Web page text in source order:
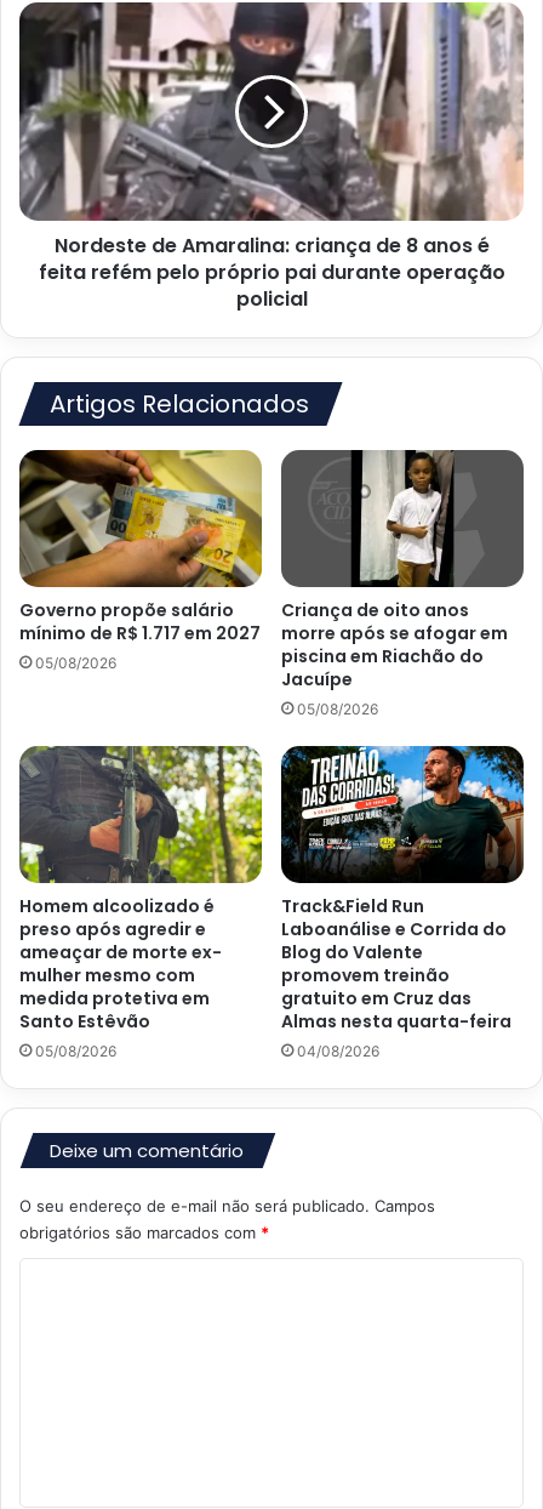
Nordeste
Amaralina:
criança
de
8
anos
é
feita
refém
pelo
policial
Nordeste de Amaralina: criança de 8 anos é
feita refém pelo próprio pai durante operação
policial
Artigos Relacionados
Governo propõe salário
mínimo de R$ 1.717 em 2027
05/08/2026
Criança de oito anos
morre após se afogar em
piscina em Riachão do
Jacuípe
05/08/2026
Homem alcoolizado é
preso após agredir e
ameaçar de morte ex-
mulher mesmo com
medida protetiva em
Santo Estêvão
05/08/2026
Track&Field Run
Laboanálise e Corrida do
Blog do Valente
promovem treinão
gratuito em Cruz das
Almas nesta quarta-feira
04/08/2026
Deixe um comentário
O seu endereço de e-mail não será publicado. Campos
obrigatórios são marcados com *